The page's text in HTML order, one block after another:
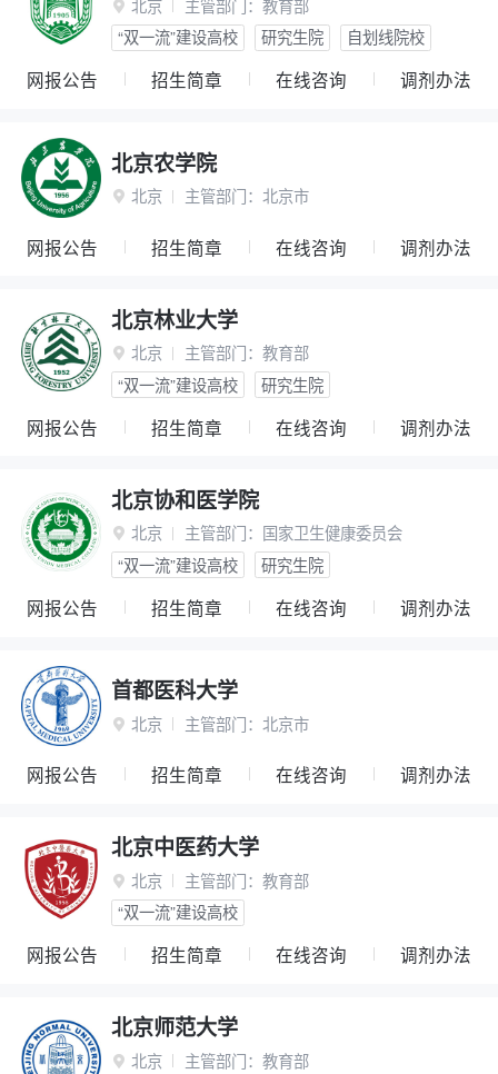
 北京 主管部门： 教育部
“双一流”建设高校
研究生院 自划线院校
网报公告 招生简章 在线咨询 调剂办法
北京农学院
 北京 主管部门： 北京市
网报公告 招生简章 在线咨询 调剂办法
北京林业大学
 北京 主管部门： 教育部
“双一流”建设高校
研究生院
网报公告 招生简章 在线咨询 调剂办法
北京协和医学院
 北京 主管部门： 国家卫生健康委员会
“双一流”建设高校
研究生院
网报公告 招生简章 在线咨询 调剂办法
首都医科大学
 北京 主管部门： 北京市
网报公告 招生简章 在线咨询 调剂办法
北京中医药大学
 北京 主管部门： 教育部
“双一流”建设高校
网报公告 招生简章 在线咨询 调剂办法
北京师范大学
 北京 主管部门： 教育部